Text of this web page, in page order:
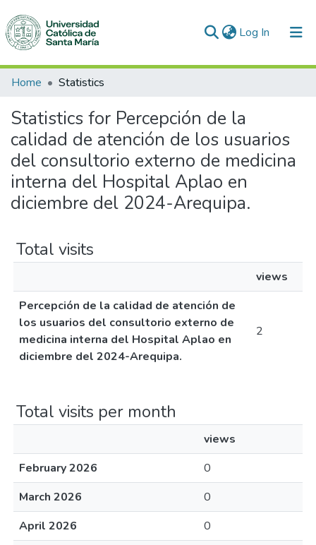
Log In (current)
Communities & Collections
All of DSpace
Home Statistics
Statistics for Percepción de la
calidad de atención de los usuarios
del consultorio externo de medicina
interna del Hospital Aplao en
diciembre del 2024-Arequipa.
Total visits
views
Percepción de la calidad de atención de
los usuarios del consultorio externo de
medicina interna del Hospital Aplao en
diciembre del 2024-Arequipa.
2
Total visits per month
views
February 2026
0
March 2026
0
April 2026
0